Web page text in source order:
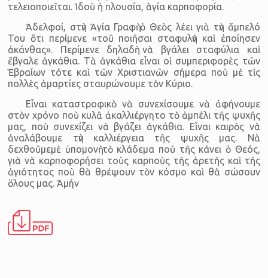
τελειοποιεῖται. Ἰδοὺ ἡ πλουσία, ἁγία καρποφορία.
Ἀδελφοί, στὴν Ἁγία Γραφὴ ὁ Θεὸς λέει γιὰ τὴν ἄμπελό
Του ὅτι περίμενε «τοῦ ποιῆσαι σταφυλὴν καὶ ἐποίησεν
ἀκάνθας». Περίμενε δηλαδὴ νὰ βγάλει σταφύλια καὶ
ἔβγαλε ἀγκάθια. Τὰ ἀγκάθια εἶναι οἱ συμπεριφορὲς τῶν
Ἑβραίων τότε καὶ τῶν Χριστιανῶν σήμερα ποὺ μὲ τὶς
πολλὲς ἁμαρτίες σταυρώνουμε τὸν Κύριο.
Εἶναι καταστροφικὸ νὰ συνεχίσουμε νὰ ἀφήνουμε
στὸν χρόνο ποὺ κυλᾶ ἀκαλλιέργητο τὸ ἀμπέλι τῆς ψυχῆς
μας, ποὺ συνεχίζει νὰ βγάζει ἀγκάθια. Εἶναι καιρὸς νὰ
ἀναλάβουμε τὴν καλλιέργεια τῆς ψυχῆς μας. Νὰ
δεχθοῦμεμὲ ὑπομονὴ τὸ κλάδεμα ποὺ τῆς κάνει ὁ Θεός,
γιὰ νὰ καρποφορήσει τοὺς καρποὺς τῆς ἀρετῆς καὶ τῆς
ἁγιότητος ποὺ θὰ θρέψουν τὸν κόσμο καὶ θὰ σώσουν
ὅλους μας. Ἀμήν